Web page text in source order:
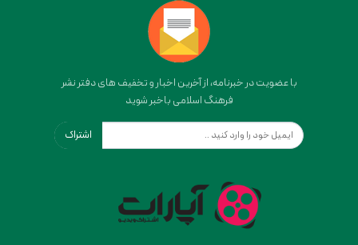
با عضویت در خبرنامه، از آخرین اخبار و تخفیف های دفتر نشر
فرهنگ اسلامی باخبر شوید
اشتراک